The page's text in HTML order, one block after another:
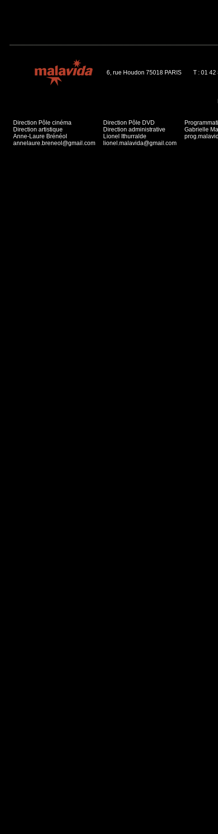
6, rue Houdon 75018 PARIS T : 01 42
Direction Pôle cinéma
Direction artistique
Anne-Laure Brénéol
annelaure.breneol@gmail.com
Direction Pôle DVD
Direction administrative
Lionel Ithurralde
lionel.malavida@gmail.com
Gabrielle